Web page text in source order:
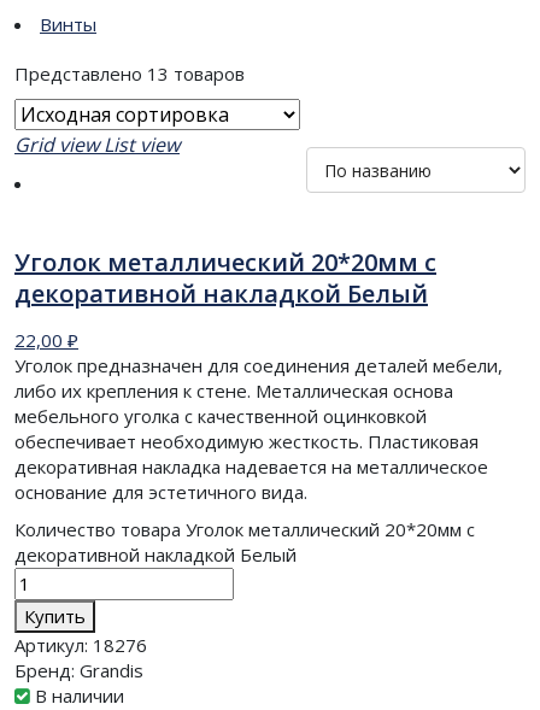
Винты
Представлено 13 товаров
Grid view List view
Уголок металлический 20*20мм с
декоративной накладкой Белый
22,00 ₽
Уголок предназначен для соединения деталей мебели,
либо их крепления к стене. Металлическая основа
мебельного уголка с качественной оцинковкой
обеспечивает необходимую жесткость. Пластиковая
декоративная накладка надевается на металлическое
основание для эстетичного вида.
Количество товара Уголок металлический 20*20мм с
декоративной накладкой Белый
Купить
Артикул: 18276
Бренд: Grandis
В наличии